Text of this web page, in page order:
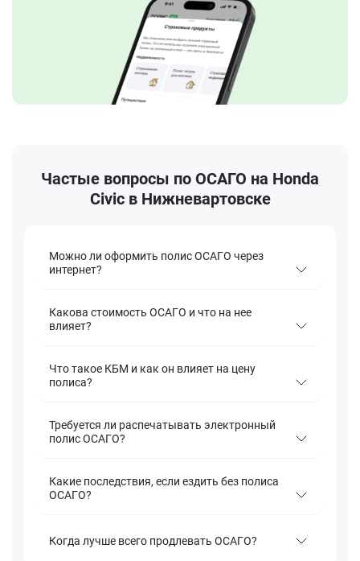
Частые вопросы по ОСАГО на Honda
Civic в Нижневартовске
Можно ли оформить полис ОСАГО через
интернет?
Какова стоимость ОСАГО и что на нее
влияет?
Что такое КБМ и как он влияет на цену
полиса?
Требуется ли распечатывать электронный
полис ОСАГО?
Какие последствия, если ездить без полиса
ОСАГО?
Когда лучше всего продлевать ОСАГО?